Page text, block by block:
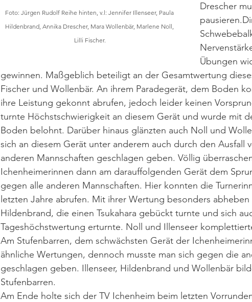
Foto: Jürgen Rudolf Reihe hinten, v.l: Jennifer Illenseer, Paula
Hildenbrand, Annika Drescher, Mara Wollenbär, Marlene Noll,
Lilli Fischer.
Drescher
Übungen
gewinnen. Maßgeblich beteiligt an der Gesamtwertung
Fischer und Wollenbär. An ihrem Paradegerät, dem Boden
ihre Leistung gekonnt abrufen, jedoch leider keinen
turnte Höchstschwierigkeit an diesem Gerät und wurde mit
Boden belohnt. Darüber hinaus glänzten auch Noll und
sich an diesem Gerät unter anderem auch durch den Ausfall
anderen Mannschaften geschlagen geben. Völlig
Ichenheimerinnen dann am darauffolgenden Gerät dem
gegen alle anderen Mannschaften. Hier konnten die
letzten Jahre abrufen. Mit ihrer Wertung besonders abheben
Hildenbrand, die einen Tsukahara gebückt turnte und sich
Tageshöchstwertung erturnte. Noll und Illenseer
Am Stufenbarren, dem schwächsten Gerät der
ähnliche Wertungen, dennoch musste man sich gegen die
geschlagen geben. Illenseer, Hildenbrand und Wollenbär
Stufenbarren.
Am Ende holte sich der TV Ichenheim beim letzten